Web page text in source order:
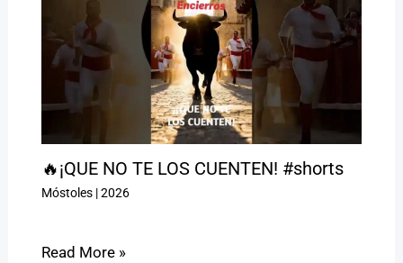
🔥¡QUE NO TE LOS CUENTEN! #shorts
Móstoles|2026
Read More »